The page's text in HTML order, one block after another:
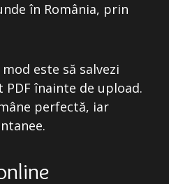
în România, prin
este să salvezi
înainte de upload.
perfectă, iar